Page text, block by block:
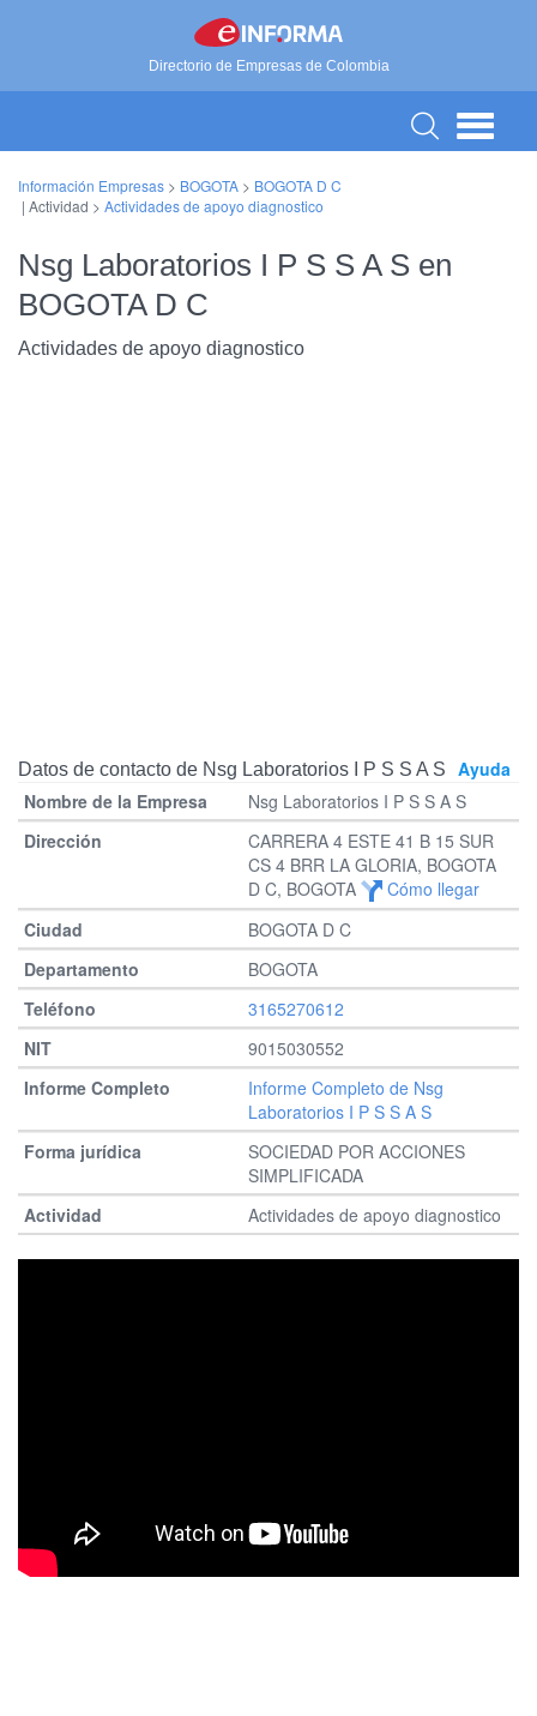
Directorio de Empresas de Colombia
Información Empresas > BOGOTA > BOGOTA D C
| Actividad > Actividades de apoyo diagnostico
Nsg Laboratorios I P S S A S en
BOGOTA D C
Actividades de apoyo diagnostico
Datos de contacto de Nsg Laboratorios I P S S A S
Ayuda
Nsg Laboratorios I P S S A S
CARRERA 4 ESTE 41 B 15 SUR
CS 4 BRR LA GLORIA, BOGOTA
D C, BOGOTA
Cómo llegar
BOGOTA D C
BOGOTA
3165270612
9015030552
Informe Completo de Nsg
Laboratorios I P S S A S
SOCIEDAD POR ACCIONES
SIMPLIFICADA
Actividades de apoyo diagnostico